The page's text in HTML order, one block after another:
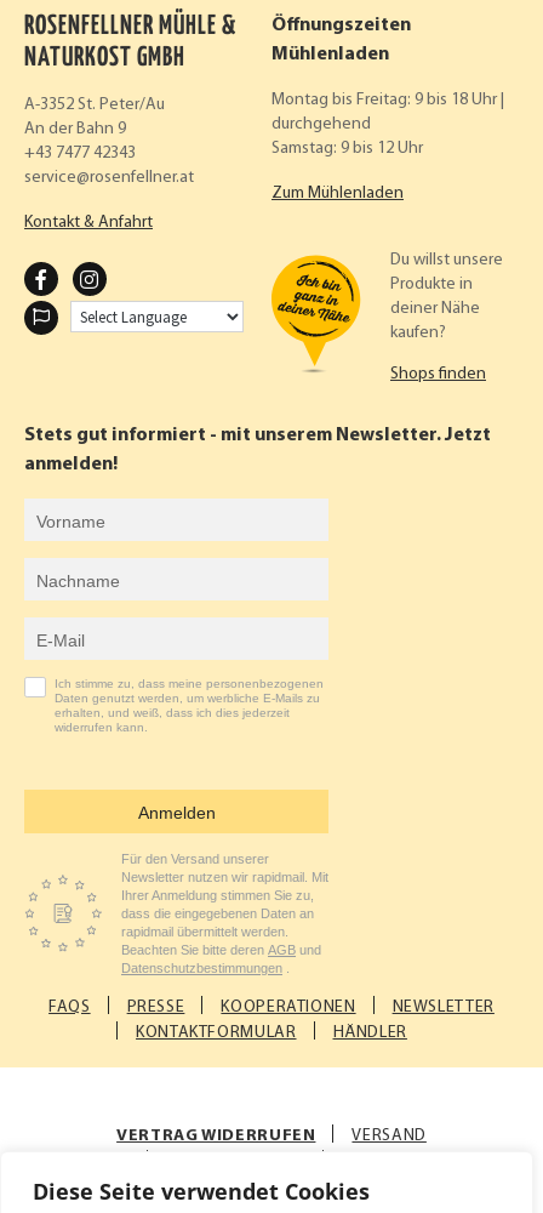
Diese Seite verwendet Cookies
ROSENFELLNER MÜHLE &
NATURKOST GMBH
A-3352 St. Peter/Au
An der Bahn 9
+43 7477 42343
service
rosenfellner.at
Kontakt & Anfahrt
F
O
O
N
G
R
Öffnungszeiten
Mühlenladen
Montag bis Freitag: 9 bis 18 Uhr |
durchgehend
Samstag: 9 bis 12 Uhr
Zum Mühlenladen
Du willst unsere
Produkte in
deiner Nähe
kaufen?
Shops finden
Stets gut informiert - mit unserem Newsletter. Jetzt
anmelden!
Ich stimme zu, dass meine personenbezogenen
Daten genutzt werden, um werbliche E-Mails zu
erhalten, und weiß, dass ich dies jederzeit
widerrufen kann.
Anmelden
Für den Versand unserer
Newsletter nutzen wir rapidmail. Mit
Ihrer Anmeldung stimmen Sie zu,
dass die eingegebenen Daten an
rapidmail übermittelt werden.
Beachten Sie bitte deren AGB und
Datenschutzbestimmungen
FAQS PRESSE KOOPERATIONEN
NEWSLETTER
KONTAKTFORMULAR
HÄNDLER
VERTRAG WIDERRUFEN
VERSAND